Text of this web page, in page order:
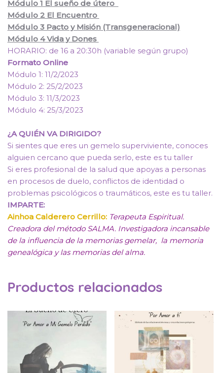
Módulo 1 El sueño de útero
Módulo 2 El Encuentro
Módulo 3 Pacto y Misión (Transgeneracional)
Módulo 4 Vida y Dones
HORARIO: de 16 a 20:30h (variable según grupo)
Formato Online
Módulo 1: 11/2/2023
Módulo 2: 25/2/2023
Módulo 3: 11/3/2023
Módulo 4: 25/3/2023
¿A QUIÉN VA DIRIGIDO?
Si sientes que eres un gemelo superviviente, conoces
alguien cercano que pueda serlo, este es tu taller
Si eres profesional de la salud que apoyas a personas
en procesos de duelo, conflictos de identidad o
problemas psicológicos o traumáticos, este es tu taller.
IMPARTE:
Ainhoa Calderero Cerrillo: Terapeuta Espiritual.
Creadora del método SALMA. Investigadora incansable
de la influencia de la memorias gemelar, la memoria
genealógica y las memorias del alma.
Productos relacionados